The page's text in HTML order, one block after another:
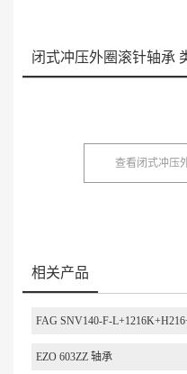
闭式冲压外圈滚针轴承
查看闭式冲压
相关产品
FAG SNV140-F-
EZO 603ZZ 轴承